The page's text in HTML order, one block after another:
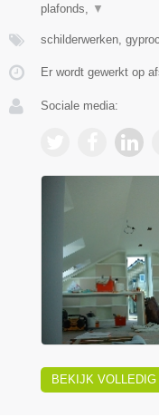
plafonds, ▼
schilderwerken,
Er wordt gewerkt op
Sociale media:
BEKIJK VOLLEDIG